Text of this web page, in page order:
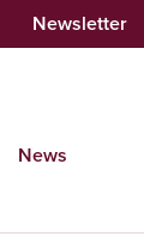
Newsletter
News